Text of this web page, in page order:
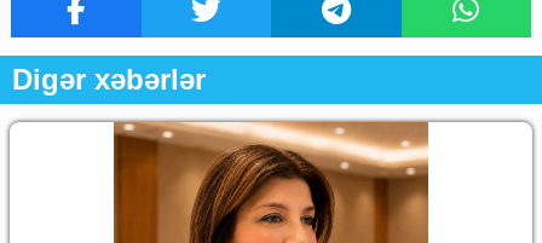
Digər xəbərlər